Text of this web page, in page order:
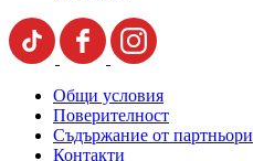
Общи условия
Поверителност
Съдържание от партньори
Контакти